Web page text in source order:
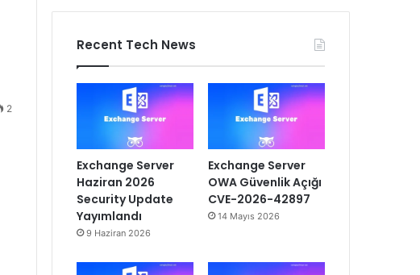
2
Recent Tech News
Exchange Server
Haziran 2026
Security Update
Yayımlandı
9 Haziran 2026
Exchange Server
OWA Güvenlik Açığı
CVE-2026-42897
14 Mayıs 2026